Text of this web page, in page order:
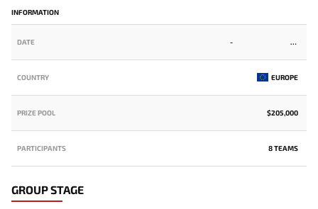
INFORMATION
DATE -
COUNTRY EUROPE
PRIZE POOL $205,000
PARTICIPANTS 8 TEAMS
GROUP STAGE